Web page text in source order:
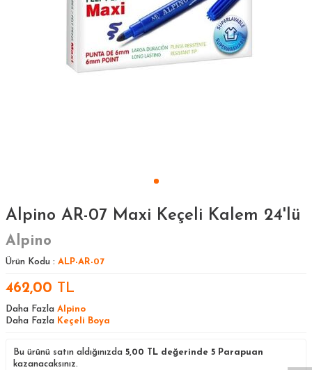
Alpino AR-07 Maxi Keçeli Kalem 24'lü
Alpino
Ürün Kodu : ALP-AR-07
462,00 TL
Daha Fazla Alpino
Daha Fazla Keçeli Boya
Bu ürünü satın aldığınızda 5,00 TL değerinde 5 Parapuan
kazanacaksınız.